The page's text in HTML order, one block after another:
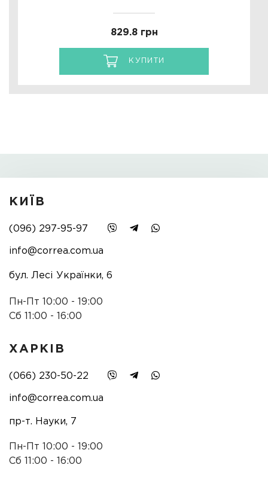
829.8 грн
КУПИТИ
КИЇВ
(096) 297-95-97
info@correa.com.ua
бул. Лесі Українки, 6
Пн-Пт 10:00 - 19:00
Сб 11:00 - 16:00
ХАРКІВ
(066) 230-50-22
info@correa.com.ua
пр-т. Науки, 7
Пн-Пт 10:00 - 19:00
Сб 11:00 - 16:00